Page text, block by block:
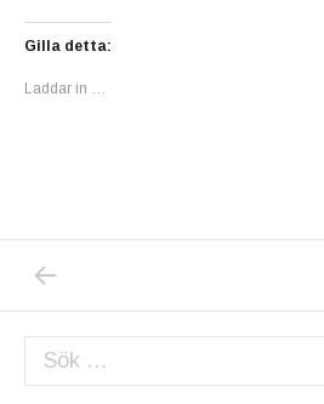
Gilla detta:
Laddar in …
Inläggsnavigering
Sök efter: